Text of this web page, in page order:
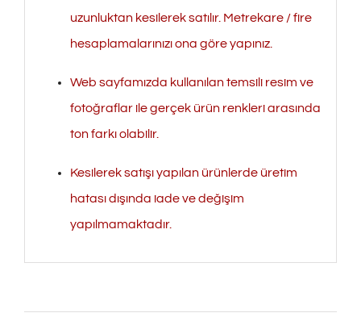
uzunluktan kesilerek satılır. Metrekare / fire
hesaplamalarınızı ona göre yapınız.
Web sayfamızda kullanılan temsili resim ve
fotoğraflar ile gerçek ürün renkleri arasında
ton farkı olabilir.
Kesilerek satışı yapılan ürünlerde üretim
hatası dışında iade ve değişim
yapılmamaktadır.